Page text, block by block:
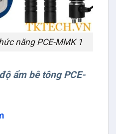
năng PCE-MMK 1
ẩm bê tông PCE-